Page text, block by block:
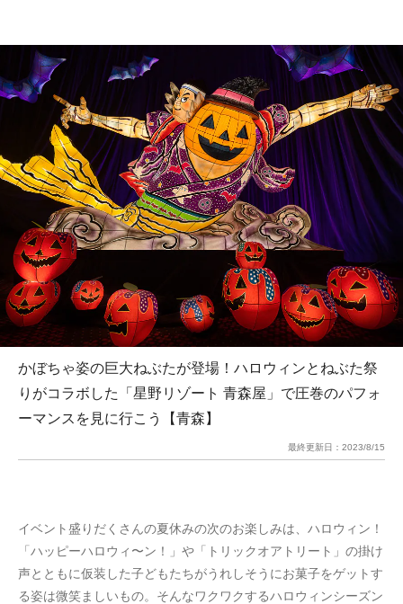
かぼちゃ姿の巨大ねぶたが登場！ハロウィンとねぶた祭
りがコラボした「星野リゾート 青森屋」で圧巻のパフォ
ーマンスを見に行こう【青森】
最終更新日： 2023/8/15
イベント盛りだくさんの夏休みの次のお楽しみは、ハロウィン！
「ハッピーハロウィ〜ン！」や「トリックオアトリート」の掛け
声とともに仮装した子どもたちがうれしそうにお菓子をゲットす
る姿は微笑ましいもの。そんなワクワクするハロウィンシーズン